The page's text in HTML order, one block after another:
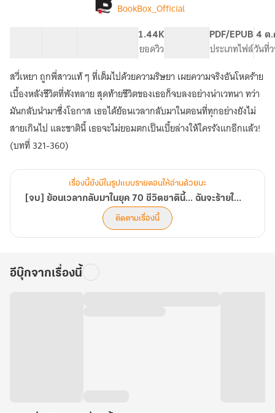
ชาติ
ฉัน
จะ
ร้าย
ให้
สุด!
เล่ม
ย้อน
เวลา
กลับ
มา
ใน
ยุค
70
ชีวิต
ชาติ
นี้...
ฉัน
ให้
สุด!
BookBox_Official
1.44K
ยอดวิว
PDF/EPUB
ประเภทไฟล์
4 ต.
วันที่
สวี่เหยา ถูกพี่สาวแท้ ๆ ที่เต็มไปด้วยความริษยา เผยความจริงอันโหดร้าย
เบื้องหลังชีวิตที่พังทลาย สุดท้ายชีวิตของเธอก็จบลงอย่างน่าเวทนา ทว่า
มันกลับนำมาซึ่งโอกาส เธอได้ย้อนเวลากลับมาในตอนที่ทุกอย่างยังไม่
สายเกินไป และชาตินี้ เธอจะไม่ยอมตกเป็นเบี้ยล่างให้ใครรังแกอีกแล้ว!
(บทที่ 321-360)
เรื่องนี้ยังมีในรูปแบบรายตอนให้อ่านด้วยนะ
[จบ] ย้อนเวลากลับมาในยุค 70 ชีวิตชาตินี้... ฉันจะร้ายให้สุด!
ติดตามเรื่องนี้
อีบุ๊กจากเรื่องนี้